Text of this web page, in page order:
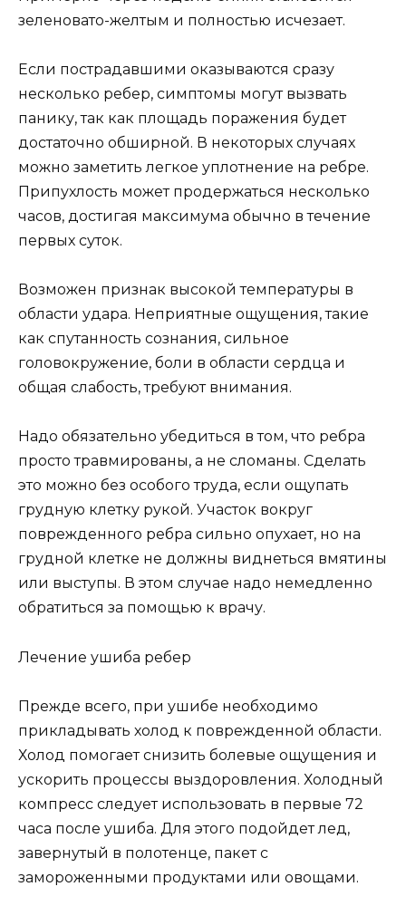
зеленовато-желтым и полностью исчезает.
Если пострадавшими оказываются сразу
несколько ребер, симптомы могут вызвать
панику, так как площадь поражения будет
достаточно обширной. В некоторых случаях
можно заметить легкое уплотнение на ребре.
Припухлость может продержаться несколько
часов, достигая максимума обычно в течение
первых суток.
Возможен признак высокой температуры в
области удара. Неприятные ощущения, такие
как спутанность сознания, сильное
головокружение, боли в области сердца и
общая слабость, требуют внимания.
Надо обязательно убедиться в том, что ребра
просто травмированы, а не сломаны. Сделать
это можно без особого труда, если ощупать
грудную клетку рукой. Участок вокруг
поврежденного ребра сильно опухает, но на
грудной клетке не должны виднеться вмятины
или выступы. В этом случае надо немедленно
обратиться за помощью к врачу.
Лечение ушиба ребер
Прежде всего, при ушибе необходимо
прикладывать холод к поврежденной области.
Холод помогает снизить болевые ощущения и
ускорить процессы выздоровления. Холодный
компресс следует использовать в первые 72
часа после ушиба. Для этого подойдет лед,
завернутый в полотенце, пакет с
замороженными продуктами или овощами.